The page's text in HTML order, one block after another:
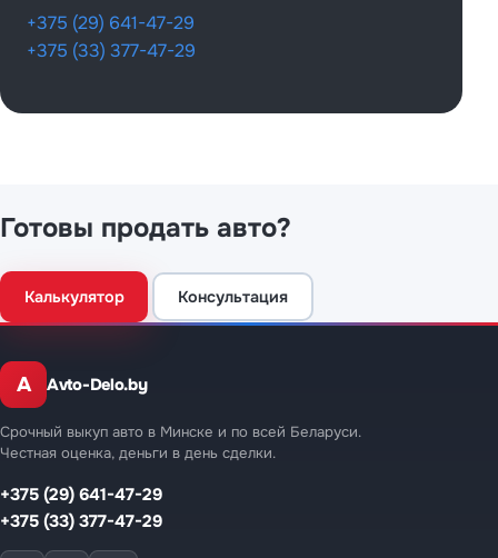
+375 (29) 641-47-29
+375 (33) 377-47-29
Готовы продать авто?
Калькулятор Консультация
A Avto-Delo.by
Срочный выкуп авто в Минске и по всей Беларуси.
Честная оценка, деньги в день сделки.
+375 (29) 641-47-29
+375 (33) 377-47-29